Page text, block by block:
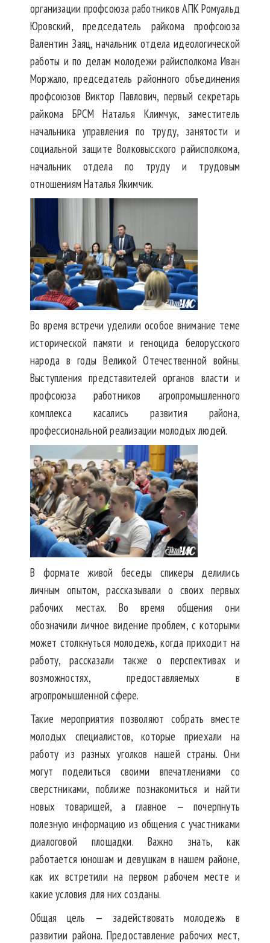
организации профсоюза работников АПК Ромуальд
Юровский, председатель райкома профсоюза
Валентин Заяц, начальник отдела идеологической
работы и по делам молодежи райисполкома Иван
Моржало, председатель районного объединения
профсоюзов Виктор Павлович, первый секретарь
райкома БРСМ Наталья Климчук, заместитель
начальника управления по труду, занятости и
социальной защите Волковысского райисполкома,
начальник отдела по труду и трудовым
отношениям Наталья Якимчик.
Во время встречи уделили особое внимание теме
исторической памяти и геноцида белорусского
народа в годы Великой Отечественной войны.
Выступления представителей органов власти и
профсоюза работников агропромышленного
комплекса касались развития района,
профессиональной реализации молодых людей.
В формате живой беседы спикеры делились
личным опытом, рассказывали о своих первых
рабочих местах. Во время общения они
обозначили личное видение проблем, с которыми
может столкнуться молодежь, когда приходит на
работу, рассказали также о перспективах и
возможностях, предоставляемых в
агропромышленной сфере.
Такие мероприятия позволяют собрать вместе
молодых специалистов, которые приехали на
работу из разных уголков нашей страны. Они
могут поделиться своими впечатлениями со
сверстниками, поближе познакомиться и найти
новых товарищей, а главное — почерпнуть
полезную информацию из общения с участниками
диалоговой площадки. Важно знать, как
работается юношам и девушкам в нашем районе,
как их встретили на первом рабочем месте и
какие условия для них созданы.
Общая цель — задействовать молодежь в
развитии района. Предоставление рабочих мест,